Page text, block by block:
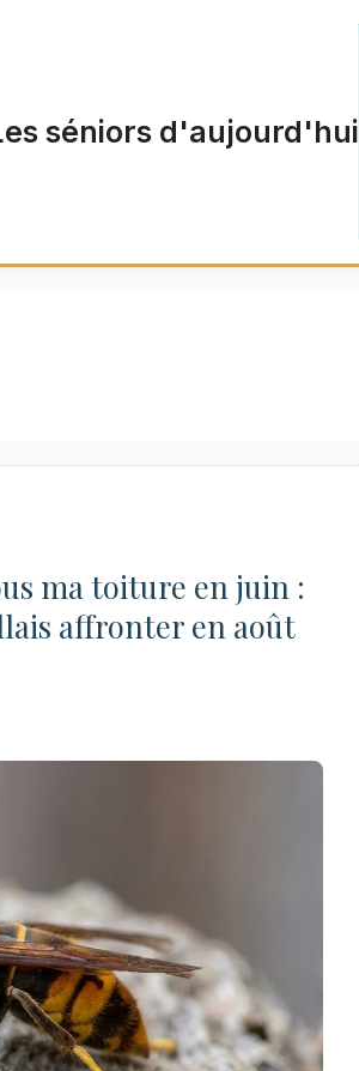
séniors d'aujourd'hui
ma toiture en juin :
affronter en août